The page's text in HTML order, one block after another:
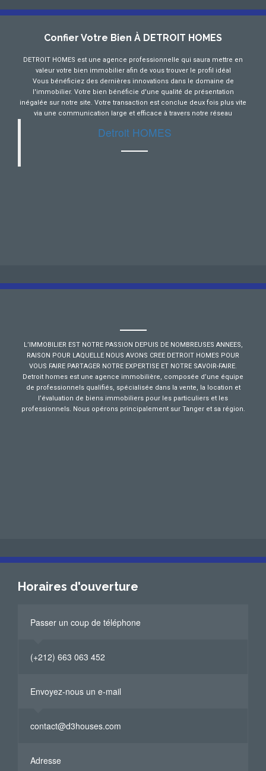
Confier Votre Bien À DETROIT HOMES
DETROIT HOMES est une agence professionnelle qui saura mettre en
valeur votre bien immobilier afin de vous trouver le profil idéal
Vous bénéficiez des dernières innovations dans le domaine de
l'immobilier. Votre bien bénéficie d'une qualité de présentation
inégalée sur notre site. Votre transaction est conclue deux fois plus vite
via une communication large et efficace à travers notre réseau
Detroit HOMES
L’IMMOBILIER EST NOTRE PASSION DEPUIS DE NOMBREUSES ANNEES,
RAISON POUR LAQUELLE NOUS AVONS CREE DETROIT HOMES POUR
VOUS FAIRE PARTAGER NOTRE EXPERTISE ET NOTRE SAVOIR-FAIRE.
Detroit homes est une agence immobilière, composée d’une équipe
de professionnels qualifiés, spécialisée dans la vente, la location et
l’évaluation de biens immobiliers pour les particuliers et les
professionnels. Nous opérons principalement sur Tanger et sa région.
Horaires d'ouverture
Passer un coup de téléphone
(+212) 663 063 452
Envoyez-nous un e-mail
contact@d3houses.com
Adresse